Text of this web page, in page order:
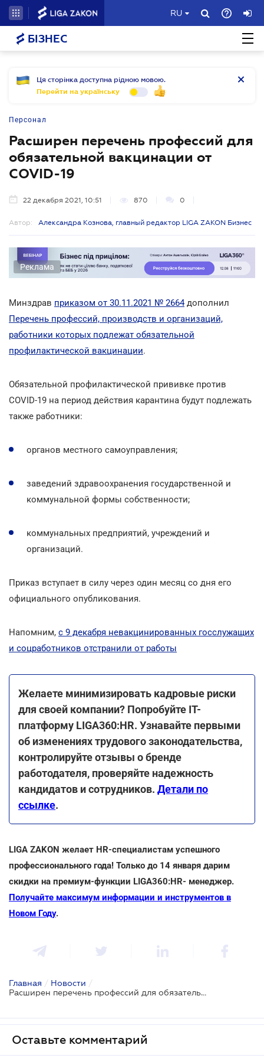
RU
БІЗНЕС
Ця сторінка доступна рідною мовою.
Перейти на українську
Персонал
Расширен перечень профессий для
обязательной вакцинации от
COVID-19
22 декабря 2021, 10:51 870 0
Автор: Александра Кознова, главный редактор LIGA ZAKON Бизнес
Реклама
Минздрав приказом от 30.11.2021 № 2664дополнил
Перечень профессий, производств и организаций,
работники которых подлежат обязательной
профилактической вакцинации.
Обязательной профилактической прививке против
COVID-19 на период действия карантина будут подлежать
также работники:
органов местного самоуправления;
заведений здравоохранения государственной и
коммунальной формы собственности;
коммунальных предприятий, учреждений и
организаций.
Приказ вступает в силу через один месяц со дня его
официального опубликования.
Напомним, с 9 декабря невакцинированных госслужащих
и соцработников отстранили от работы
Желаете минимизировать кадровые риски
для своей компании? Попробуйте ІТ-
платформу LIGA360:HR. Узнавайте первыми
об изменениях трудового законодательства,
контролируйте отзывы о бренде
работодателя, проверяйте надежность
кандидатов и сотрудников. Детали по
ссылке.
LIGA ZAKON желает HR-специалистам успешного
профессионального года! Только до 14 января дарим
скидки на премиум-функции LIGA360:HR- менеджер.
Получайте максимум информации и инструментов в
Новом Году.
Главная / Новости /
Расширен перечень профессий для обязательной вакцинации от COVID-19
Оставьте комментарий